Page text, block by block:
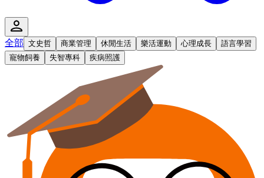
全部 文史哲 商業管理 休閒生活 樂活運動 心理成長
語言學習
寵物飼養
失智專科 疾病照護